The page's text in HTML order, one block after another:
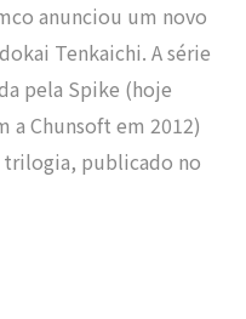
anunciou um novo
Tenkaichi. A série
pela Spike (hoje
a Chunsoft em 2012)
publicado no